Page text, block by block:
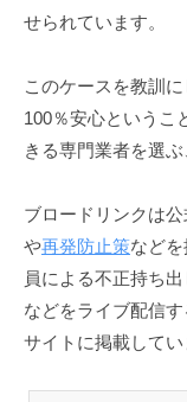
せられています。
このケースを教訓
100％安心というこ
きる専門業者を選ぶ
ブロードリンクは
や再発防止策など
員による不正持ち
などをライブ配信
サイトに掲載してい